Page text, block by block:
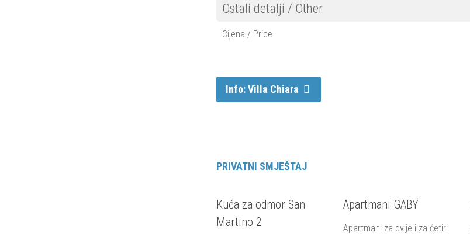
Ostali detalji / Other
Cijena / Price
Info: Villa Chiara
PRIVATNI SMJEŠTAJ
Kuća za odmor San
Martino 2
Apartmani GABY
Apartmani za dvije i za četiri